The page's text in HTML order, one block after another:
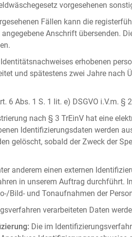
vorgesehenen
Fällen kann die
Anschrift übersenden.
erhobenen
und spätestens zwei Jahre nach
6 Abs. 1 S. 1 lit. e) DSGVO i.V.m. §
nach § 3 TrEinV hat eine
Identifizierungsdaten werden
gelöscht, sobald der Zweck der
anderem einen externen
in unserem Auftrag durchführt.
Bild- und Tonaufnahmen der
verarbeiteten Daten
Die im